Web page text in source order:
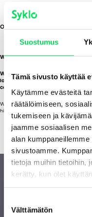
Suostumus
Tämä sivusto käyttää
Käytämme evästeitä
räätälöimiseen,
tukemiseen ja
jaamme sosiaalisen
alan
sivustoamme.
tietoja muihin tietoihin,
kerätty, kun olet
Välttämätön
Oulu waste sorting plant
Where others see waste, we see
We accept around 70,000 tonnes
located in Rusko, Oulu. We sort
commercial and industrial waste.
We customise waste reception and
highest possible recycling and